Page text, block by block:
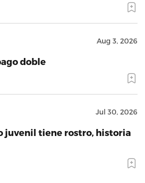
Aug 3, 2026
doble
Jul 30, 2026
juvenil tiene rostro, historia